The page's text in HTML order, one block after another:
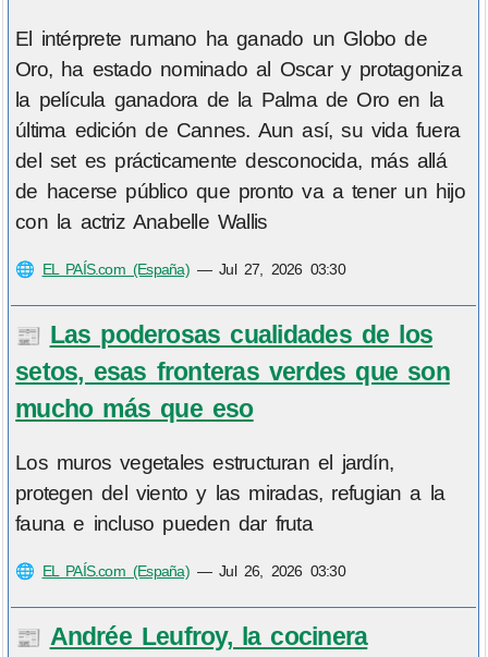
El intérprete rumano ha ganado un Globo de
Oro, ha estado nominado al Oscar y protagoniza
la película ganadora de la Palma de Oro en la
última edición de Cannes. Aun así, su vida fuera
del set es prácticamente desconocida, más allá
de hacerse público que pronto va a tener un hijo
con la actriz Anabelle Wallis
🌐 EL PAÍS.com (España)—Jul 27, 2026 03:30
📰 Las poderosas cualidades de los
setos, esas fronteras verdes que son
mucho más que eso
Los muros vegetales estructuran el jardín,
protegen del viento y las miradas, refugian a la
fauna e incluso pueden dar fruta
🌐 EL PAÍS.com (España)—Jul 26, 2026 03:30
📰 Andrée Leufroy, la cocinera